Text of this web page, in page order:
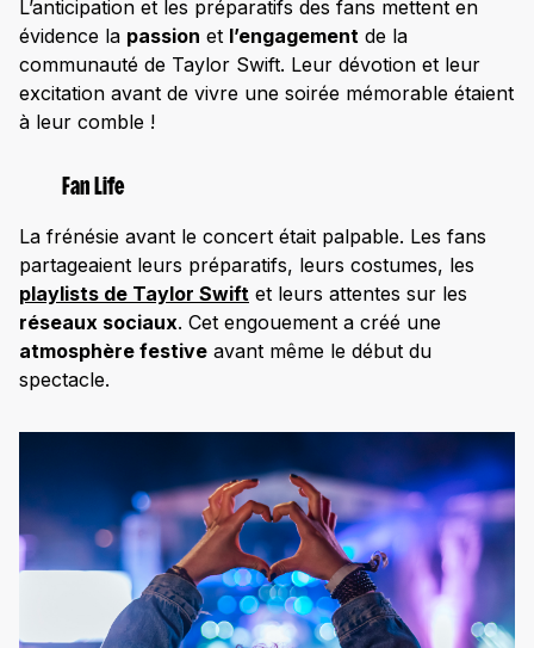
L’anticipation et les préparatifs des fans mettent en
évidence la passion et l’engagement de la
communauté de Taylor Swift. Leur dévotion et leur
excitation avant de vivre une soirée mémorable étaient
à leur comble !
Fan Life
La frénésie avant le concert était palpable. Les fans
partageaient leurs préparatifs, leurs costumes, les
playlists de Taylor Swift et leurs attentes sur les
réseaux sociaux. Cet engouement a créé une
atmosphère festive avant même le début du
spectacle.